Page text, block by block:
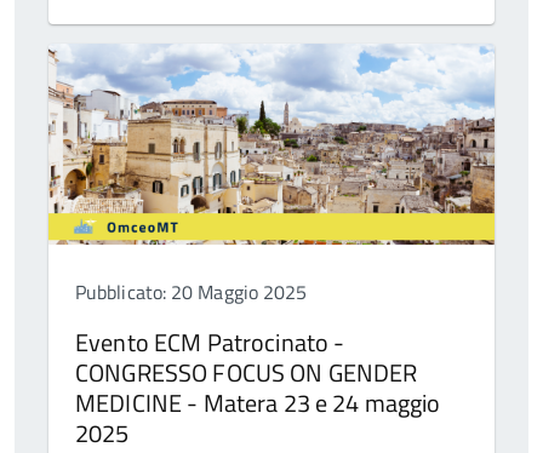
Pubblicato: 20 Maggio 2025
Evento ECM Patrocinato -
CONGRESSO FOCUS ON GENDER
MEDICINE - Matera 23 e 24 maggio
2025